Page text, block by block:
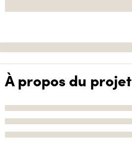
À propos du projet